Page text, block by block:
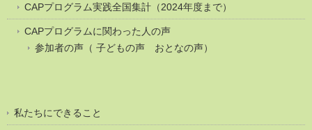
CAPプログラム実践全国集計（2024年度まで）
CAPプログラムに関わった人の声
参加者の声（ 子どもの声 おとなの声）
私たちにできること